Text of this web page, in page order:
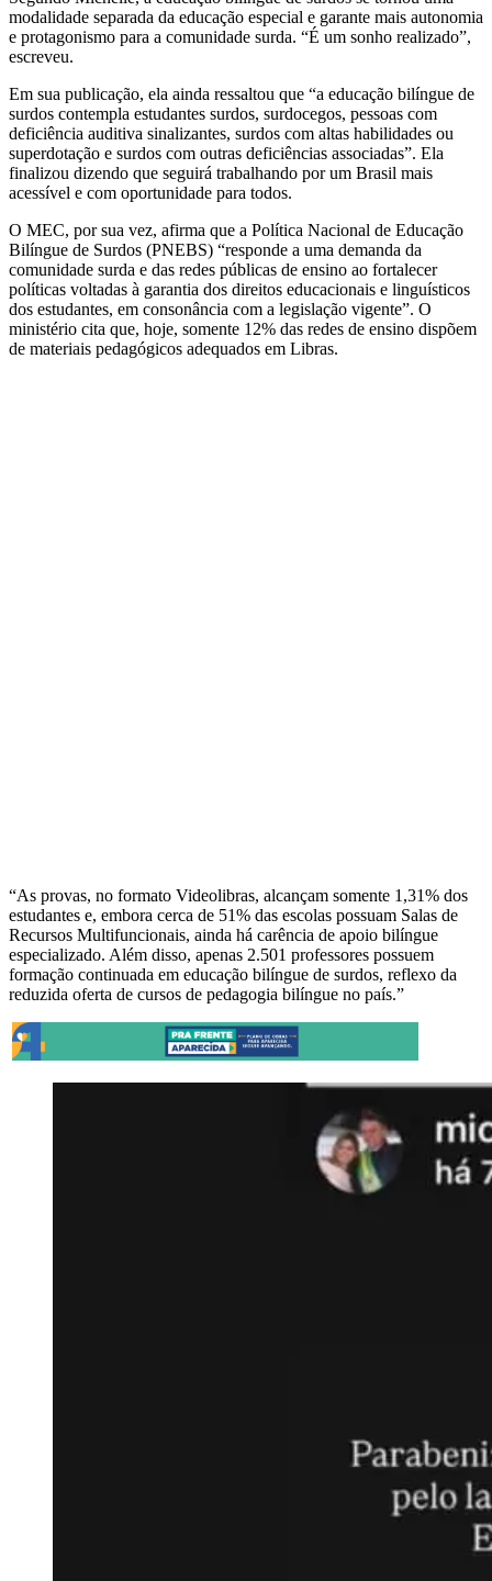
modalidade separada da educação especial e garante mais autonomia
e protagonismo para a comunidade surda. “É um sonho realizado”,
escreveu.
Em sua publicação, ela ainda ressaltou que “a educação bilíngue de
surdos contempla estudantes surdos, surdocegos, pessoas com
deficiência auditiva sinalizantes, surdos com altas habilidades ou
superdotação e surdos com outras deficiências associadas”. Ela
finalizou dizendo que seguirá trabalhando por um Brasil mais
acessível e com oportunidade para todos.
O MEC, por sua vez, afirma que a Política Nacional de Educação
Bilíngue de Surdos (PNEBS) “responde a uma demanda da
comunidade surda e das redes públicas de ensino ao fortalecer
políticas voltadas à garantia dos direitos educacionais e linguísticos
dos estudantes, em consonância com a legislação vigente”. O
ministério cita que, hoje, somente 12% das redes de ensino dispõem
de materiais pedagógicos adequados em Libras.
“As provas, no formato Videolibras, alcançam somente 1,31% dos
estudantes e, embora cerca de 51% das escolas possuam Salas de
Recursos Multifuncionais, ainda há carência de apoio bilíngue
especializado. Além disso, apenas 2.501 professores possuem
formação continuada em educação bilíngue de surdos, reflexo da
reduzida oferta de cursos de pedagogia bilíngue no país.”